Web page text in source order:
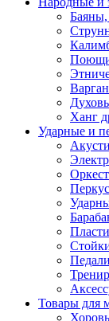
Баяны,
Ханг
Ударные и
Товары для